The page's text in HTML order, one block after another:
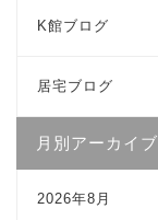
K館ブログ
居宅ブログ
月別アーカイブ
2026年8月